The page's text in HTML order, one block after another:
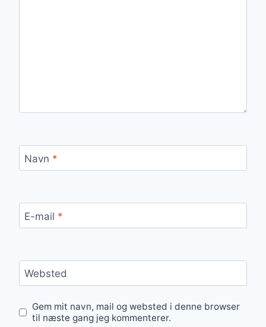
Navn *
E-mail *
Websted
Gem mit navn, mail og websted i denne browser
til næste gang jeg kommenterer.